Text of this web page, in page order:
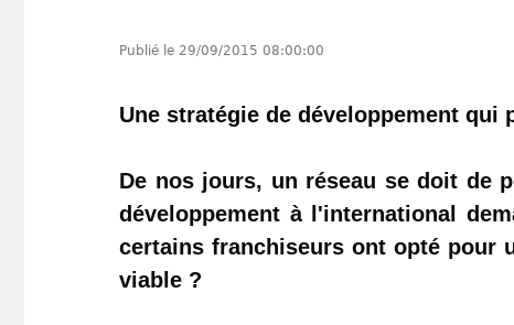
Publié le 29/09/2015 08:00:00
Une stratégie de développement
De nos jours, un réseau se doit de
développement à l'international
certains franchiseurs ont opté pour
viable ?